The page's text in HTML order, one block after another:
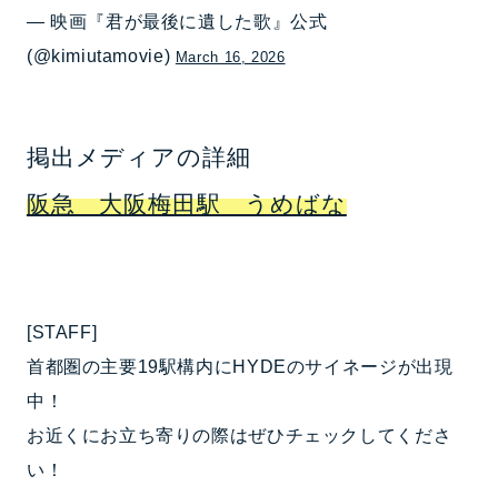
— 映画『君が最後に遺した歌』公式
(@kimiutamovie) March 16, 2026
掲出メディアの詳細
阪急 大阪梅田駅 うめばな
[STAFF]
首都圏の主要19駅構内にHYDEのサイネージが出現
中！
お近くにお立ち寄りの際はぜひチェックしてくださ
い！